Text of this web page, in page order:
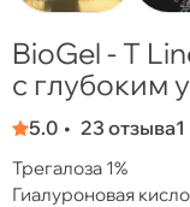
BioGel - T
с глубоким
5.0 23 отзыва
Трегалоза 1%
Гиалуроновая